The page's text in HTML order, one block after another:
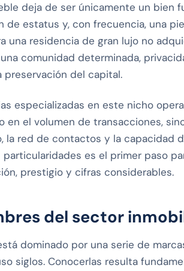
deja de ser únicamente un bien
de estatus y, con frecuencia, una
una residencia de gran lujo no
comunidad determinada,
preservación del capital.
especializadas en este nicho
en el volumen de transacciones,
la red de contactos y la capacidad
es el primer paso
prestigio y cifras considerables.
del sector
dominado por una serie de
siglos. Conocerlas resulta